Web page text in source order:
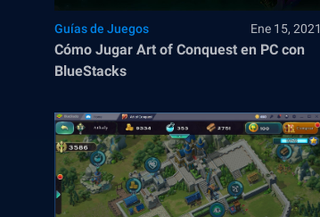
Guías de Juegos Ene 15, 2021
Cómo Jugar Art of Conquest en PC con
BlueStacks